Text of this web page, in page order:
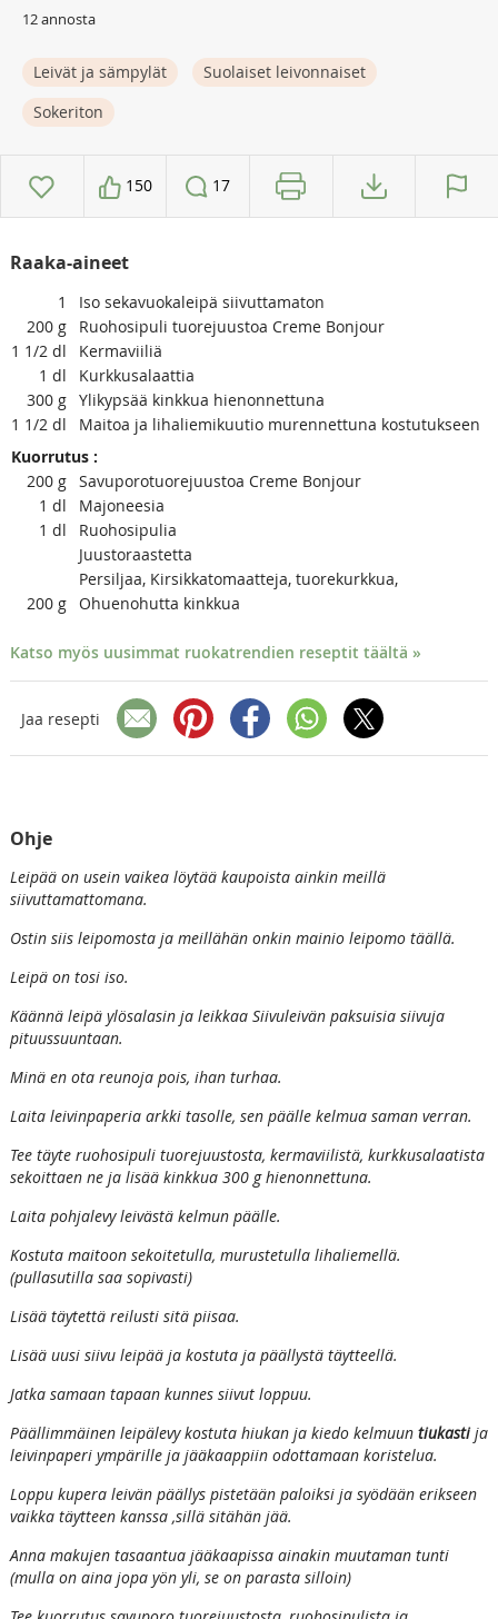
12 annosta
Leivät ja sämpylät
Suolaiset leivonnaiset
Sokeriton
150 17
Raaka-aineet
1
Iso sekavuokaleipä siivuttamaton
200 g
Ruohosipuli tuorejuustoa Creme Bonjour
1 1/2 dl
Kermaviiliä
1 dl
Kurkkusalaattia
300 g Ylikypsää kinkkua hienonnettuna
1 1/2 dl
Maitoa ja lihaliemikuutio murennettuna kostutukseen
Kuorrutus :
200 g Savuporotuorejuustoa Creme Bonjour
1 dl
Majoneesia
1 dl
Ruohosipulia
Juustoraastetta
Persiljaa, Kirsikkatomaatteja, tuorekurkkua,
200 g Ohuenohutta kinkkua
Katso myös uusimmat ruokatrendien reseptit täältä »
Jaa resepti
Ohje
Leipää on usein vaikea löytää kaupoista ainkin meillä
siivuttamattomana.
Ostin siis leipomosta ja meillähän onkin mainio leipomo täällä.
Leipä on tosi iso.
Käännä leipä ylösalasin ja leikkaa Siivuleivän paksuisia siivuja
pituussuuntaan.
Minä en ota reunoja pois, ihan turhaa.
Laita leivinpaperia arkki tasolle, sen päälle kelmua saman verran.
Tee täyte ruohosipuli tuorejuustosta, kermaviilistä, kurkkusalaatista
sekoittaen ne ja lisää kinkkua 300 g hienonnettuna.
Laita pohjalevy leivästä kelmun päälle.
Kostuta maitoon sekoitetulla, murustetulla lihaliemellä.
(pullasutilla saa sopivasti)
Lisää täytettä reilusti sitä piisaa.
Lisää uusi siivu leipää ja kostuta ja päällystä täytteellä.
Jatka samaan tapaan kunnes siivut loppuu.
Päällimmäinen leipälevy kostuta hiukan ja kiedo kelmuun tiukastija
leivinpaperi ympärille ja jääkaappiin odottamaan koristelua.
Loppu kupera leivän päällys pistetään paloiksi ja syödään erikseen
vaikka täytteen kanssa ,sillä sitähän jää.
Anna makujen tasaantua jääkaapissa ainakin muutaman tunti
(mulla on aina jopa yön yli, se on parasta silloin)